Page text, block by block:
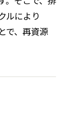
ルにより
で、再資源